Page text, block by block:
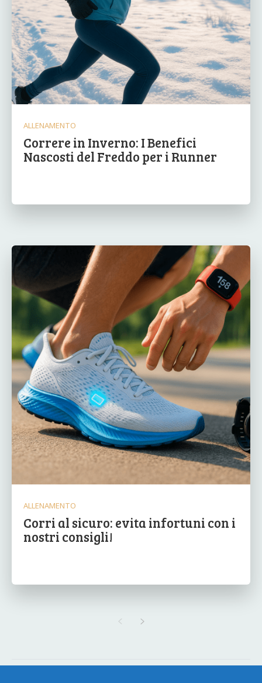
ALLENAMENTO
Correre in Inverno: I Benefici
Nascosti del Freddo per i Runner
ALLENAMENTO
Corri al sicuro: evita infortuni con i
nostri consigli!